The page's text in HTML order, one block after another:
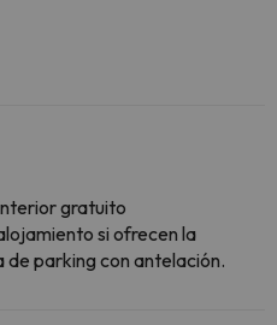
gratuito
si ofrecen la
parking con antelación.